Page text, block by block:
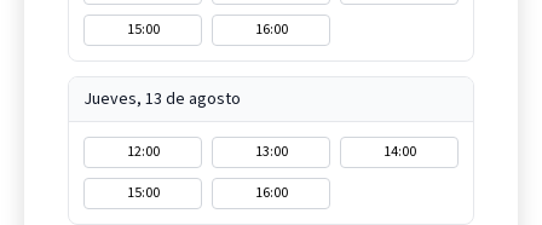
15:00
16:00
Jueves, 13 de agosto
12:00 13:00
14:00
15:00
16:00